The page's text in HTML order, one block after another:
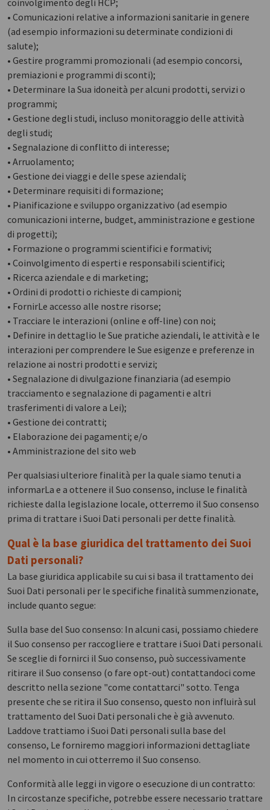
coinvolgimento degli HCP;
• Comunicazioni relative a informazioni sanitarie in genere
(ad esempio informazioni su determinate condizioni di
salute);
• Gestire programmi promozionali (ad esempio concorsi,
premiazioni e programmi di sconti);
• Determinare la Sua idoneità per alcuni prodotti, servizi o
programmi;
• Gestione degli studi, incluso monitoraggio delle attività
degli studi;
• Segnalazione di conflitto di interesse;
• Arruolamento;
• Gestione dei viaggi e delle spese aziendali;
• Determinare requisiti di formazione;
• Pianificazione e sviluppo organizzativo (ad esempio
comunicazioni interne, budget, amministrazione e gestione
di progetti);
• Formazione o programmi scientifici e formativi;
• Coinvolgimento di esperti e responsabili scientifici;
• Ricerca aziendale e di marketing;
• Ordini di prodotti o richieste di campioni;
• FornirLe accesso alle nostre risorse;
• Tracciare le interazioni (online e off-line) con noi;
• Definire in dettaglio le Sue pratiche aziendali, le attività e le
interazioni per comprendere le Sue esigenze e preferenze in
relazione ai nostri prodotti e servizi;
• Segnalazione di divulgazione finanziaria (ad esempio
tracciamento e segnalazione di pagamenti e altri
trasferimenti di valore a Lei);
• Gestione dei contratti;
• Elaborazione dei pagamenti; e/o
• Amministrazione del sito web
Per qualsiasi ulteriore finalità per la quale siamo tenuti a
informarLa e a ottenere il Suo consenso, incluse le finalità
richieste dalla legislazione locale, otterremo il Suo consenso
prima di trattare i Suoi Dati personali per dette finalità.
Qual è la base giuridica del trattamento dei Suoi
Dati personali?
La base giuridica applicabile su cui si basa il trattamento dei
Suoi Dati personali per le specifiche finalità summenzionate,
include quanto segue:
Sulla base del Suo consenso: In alcuni casi, possiamo chiedere
il Suo consenso per raccogliere e trattare i Suoi Dati personali.
Se sceglie di fornirci il Suo consenso, può successivamente
ritirare il Suo consenso (o fare opt-out) contattandoci come
descritto nella sezione "come contattarci" sotto. Tenga
presente che se ritira il Suo consenso, questo non influirà sul
trattamento del Suoi Dati personali che è già avvenuto.
Laddove trattiamo i Suoi Dati personali sulla base del
consenso, Le forniremo maggiori informazioni dettagliate
nel momento in cui otterremo il Suo consenso.
Conformità alle leggi in vigore o esecuzione di un contratto:
In circostanze specifiche, potrebbe essere necessario trattare